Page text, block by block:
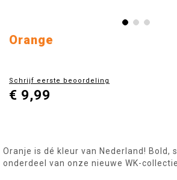
Ga
van
de
Orange
Schrijf eerste beoordeling
€ 9,99
Oranje is dé kleur van Nederland! Bold,
onderdeel van onze nieuwe WK-collectie.